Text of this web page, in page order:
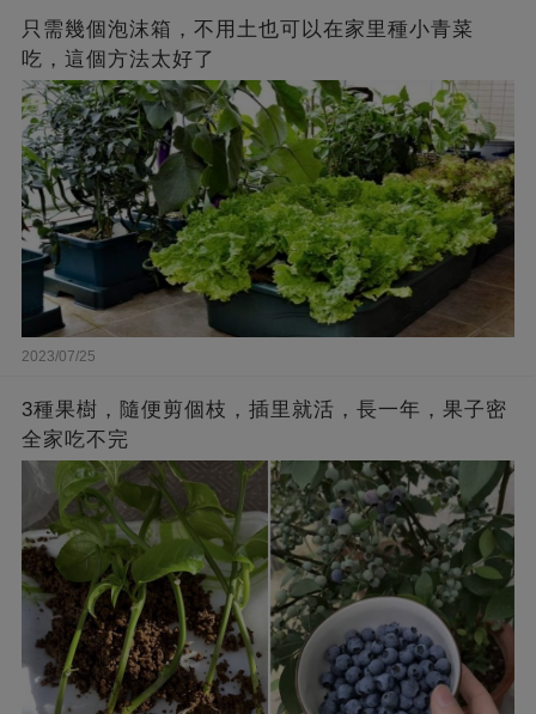
只需幾個泡沫箱，不用土也可以在家里種小青菜
吃，這個方法太好了
2023/07/25
3種果樹，隨便剪個枝，插里就活，長一年，果子密
全家吃不完